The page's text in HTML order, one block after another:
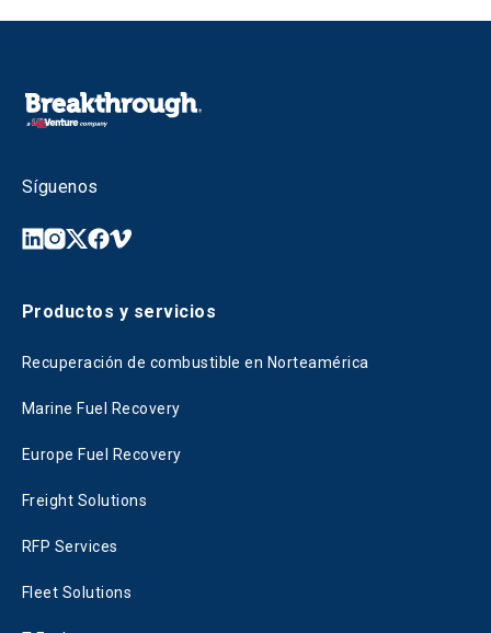
Síguenos
Productos y servicios
Recuperación de combustible en Norteamérica
Marine Fuel Recovery
Europe Fuel Recovery
Freight Solutions
RFP Services
Fleet Solutions